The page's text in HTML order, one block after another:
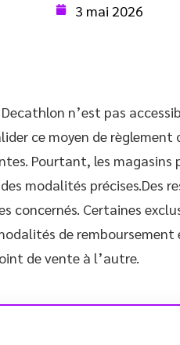
3 mai 2026
n’est pas
ce moyen de
Pourtant, les magasins
modalités précises.Des
concernés. Certaines
de remboursement
de vente à l’autre.